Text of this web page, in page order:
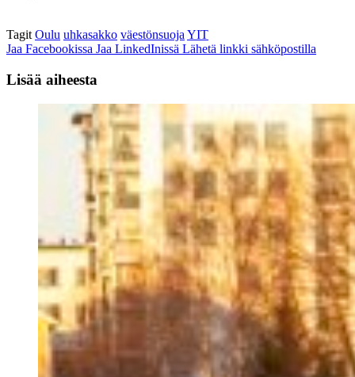
Tagit Oulu uhkasakko väestönsuoja YIT
Jaa Facebookissa Jaa LinkedInissä Lähetä linkki sähköpostilla
Lisää aiheesta